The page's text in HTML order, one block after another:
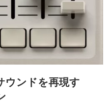
ウンドを再現す